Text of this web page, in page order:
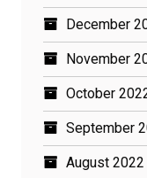
December
November
October
September
August 2022